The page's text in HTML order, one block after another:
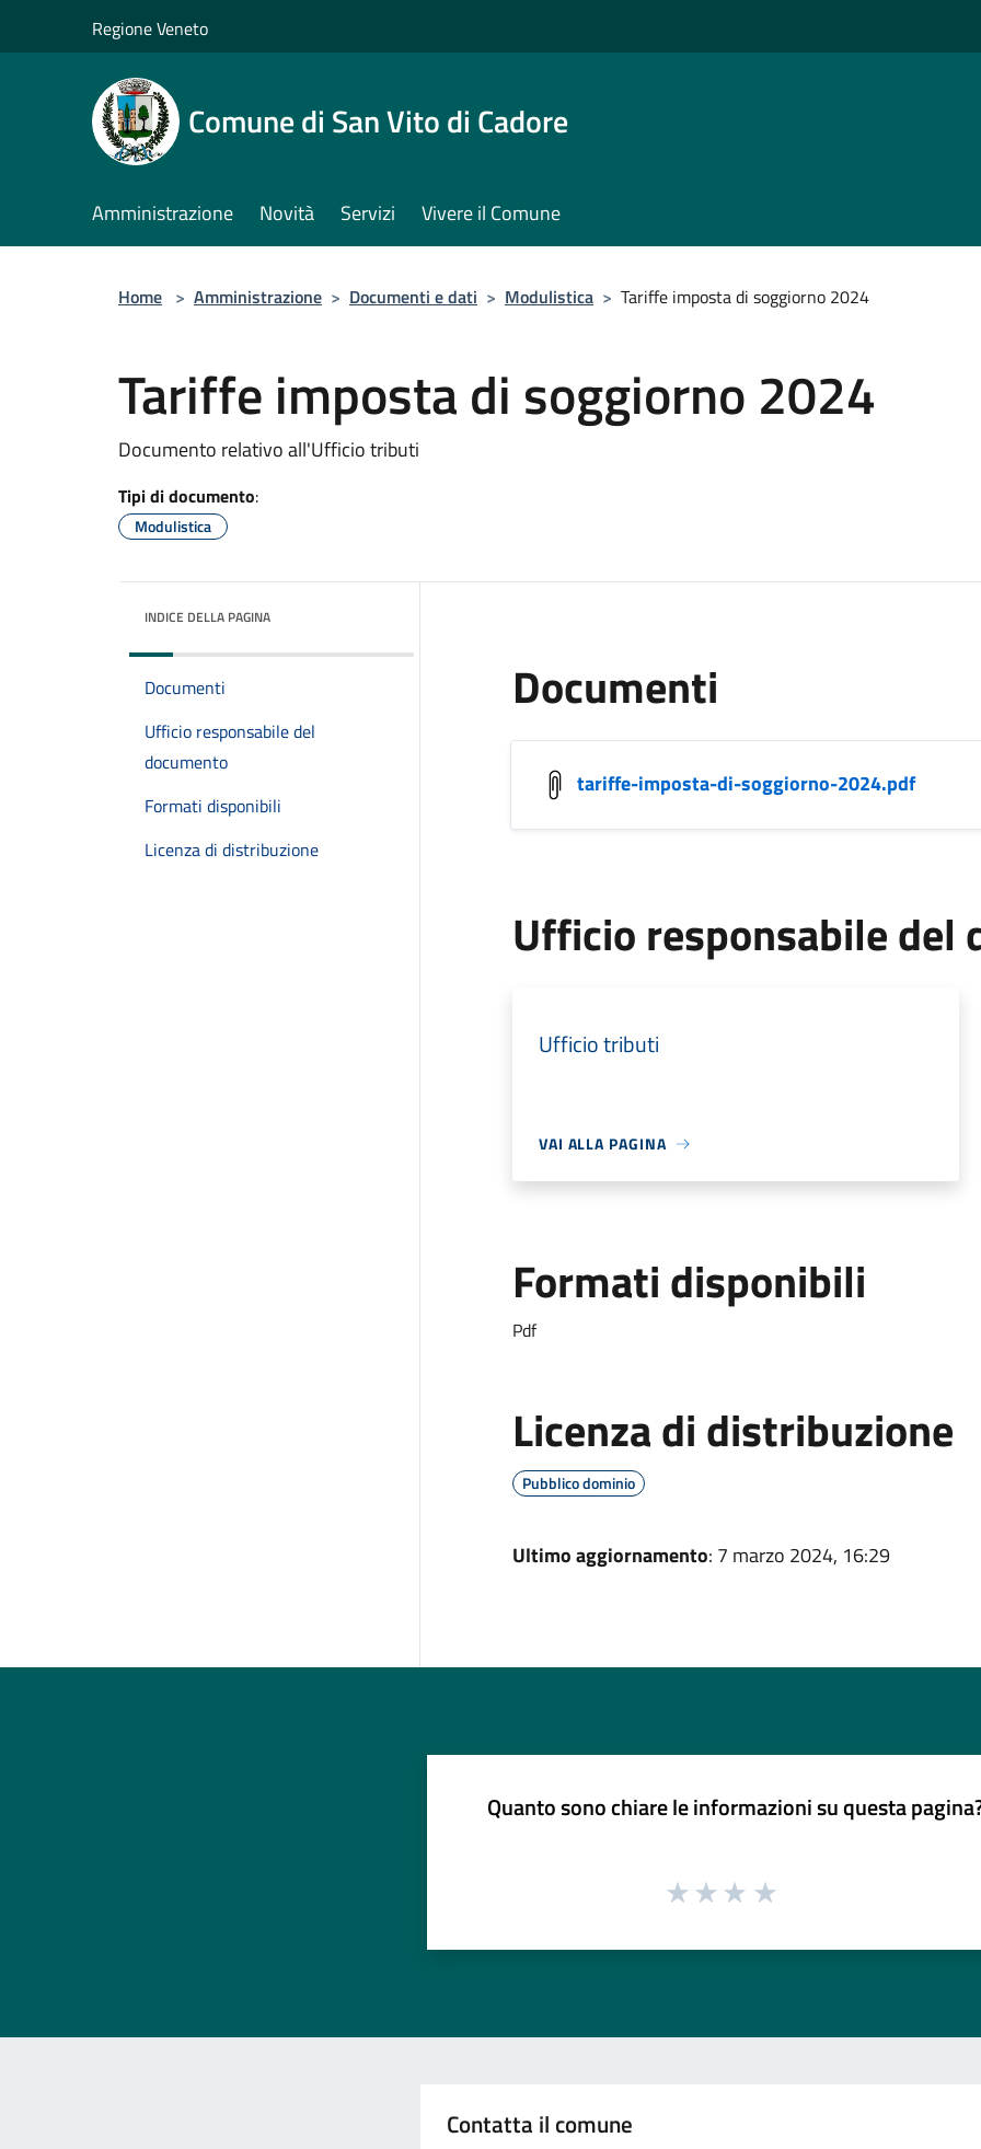
Regione Veneto
Comune di San Vito di Cadore
Amministrazione Novità Servizi Vivere il Comune
Home > Amministrazione > Documenti e dati > Modulistica > Tariffe imposta di soggiorno 2024
Tariffe imposta di soggiorno 2024
Documento relativo all'Ufficio tributi
Tipi di documento:
Modulistica
INDICE DELLA PAGINA
Documenti
Ufficio responsabile del
documento
Formati disponibili
Licenza di distribuzione
Documenti
tariffe-imposta-di-soggiorno-2024.pdf
Ufficio responsabile del
Ufficio tributi
VAI ALLA PAGINA
Formati disponibili
Pdf
Licenza di distribuzione
Pubblico dominio
Ultimo aggiornamento: 7 marzo 2024, 16:29
Quanto sono chiare le informazioni su questa
Contatta il comune